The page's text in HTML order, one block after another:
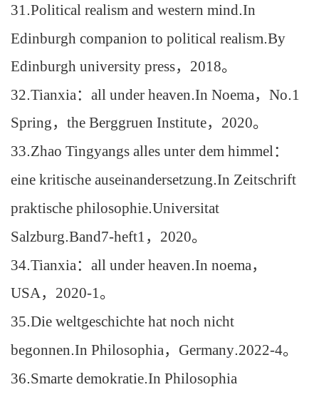
31.Political realism and western mind.In
Edinburgh companion to political realism.By
Edinburgh university press， 2018。
32.Tianxia： all under heaven.In Noema， No.1
Spring， the Berggruen Institute， 2020。
33.Zhao Tingyangs alles unter dem himmel：
eine kritische auseinandersetzung.In Zeitschrift
praktische philosophie.Universitat
Salzburg.Band7-heft1， 2020。
34.Tianxia： all under heaven.In noema，
USA， 2020-1。
35.Die weltgeschichte hat noch nicht
begonnen.In Philosophia， Germany.2022-4。
36.Smarte demokratie.In Philosophia